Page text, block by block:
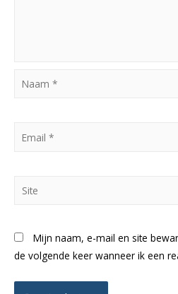
Naam
Mijn naam, e-mail en site
de volgende keer wanneer ik een